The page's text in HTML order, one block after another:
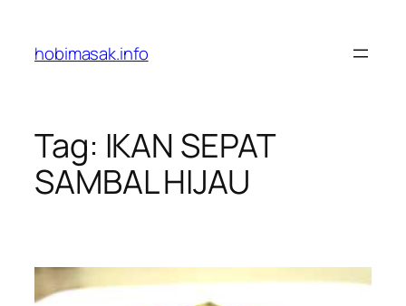
content
hobimasak.info
Tag: IKAN SEPAT
SAMBAL HIJAU